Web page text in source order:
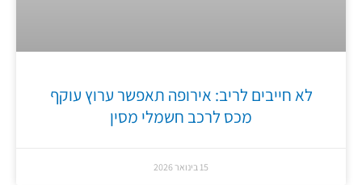
לא חייבים לריב: אירופה תאפשר ערוץ עוקף
מכס לרכב חשמלי מסין
15 בינואר 2026